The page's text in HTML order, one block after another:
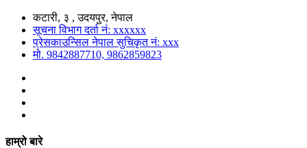
कटारी, ३ , उदयपुर, नेपाल
सूचना विभाग दर्ता नं: xxxxxx
प्रेसकाउन्सिल नेपाल सुचिकृत नं: xxx
मो. 9842887710, 9862859823
हाम्रो बारे